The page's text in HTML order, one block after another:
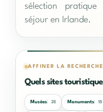
sélection
séjour en Irlande.
AFFINER LA RECHERCHE
Quels sites
Musées 35 Monuments 15